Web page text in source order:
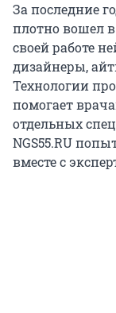
За последние
плотно вошел
своей работе
дизайнеры,
Технологии
помогает
отдельных
NGS55.RU
вместе с